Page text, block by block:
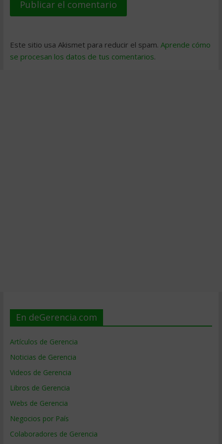
Este sitio usa Akismet para reducir el spam. Aprende cómo
se procesan los datos de tus comentarios.
En deGerencia.com
Artículos de Gerencia
Noticias de Gerencia
Videos de Gerencia
Libros de Gerencia
Webs de Gerencia
Negocios por País
Colaboradores de Gerencia